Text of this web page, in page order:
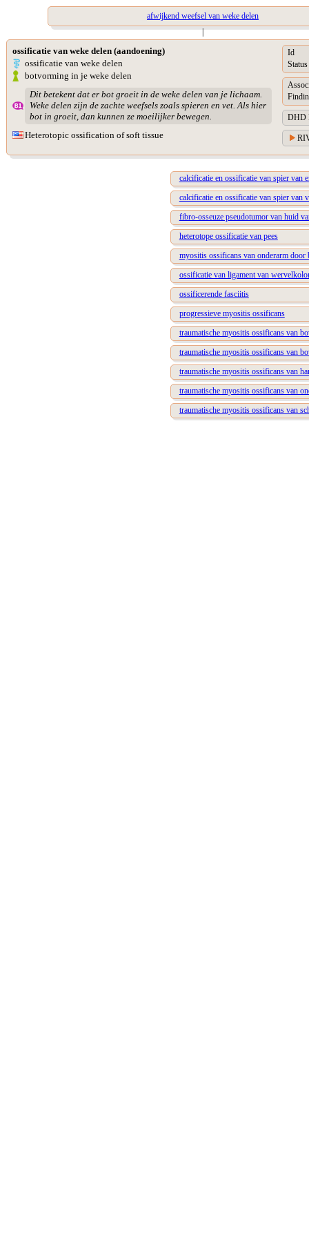
afwijkend weefsel van weke delen
|
ossificatie van weke delen (aandoening)
ossificatie van weke delen
botvorming in je weke delen
Dit betekent dat er bot groeit in de weke delen van je lichaam.
Weke delen zijn de zachte weefsels zoals spieren en vet. Als hier
bot in groeit, dan kunnen ze moeilijker bewegen.
Heterotopic ossification of soft tissue
Id
Status
DHD
calcificatie en ossificatie van spier van
calcificatie en ossificatie van spier van
fibro-osseuze pseudotumor van huid
heterotope ossificatie van pees
myositis ossificans van onderarm door
ossificatie van ligament van
ossificerende fasciitis
progressieve myositis ossificans
traumatische myositis ossificans van
traumatische myositis ossificans van
traumatische myositis ossificans van
traumatische myositis ossificans van
traumatische myositis ossificans van